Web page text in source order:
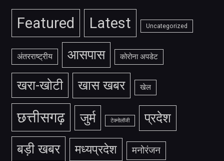
Featured Latest Uncategorized
अंतरराष्ट्रीय आसपास कोरोना अपडेट
खरा-खोटी खास खबर खेल
छत्तीसगढ़ जुर्म टेक्नोलॉजी प्रदेश
बड़ी खबर मध्यप्रदेश मनोरंजन